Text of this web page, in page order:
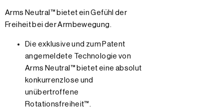
Arms Neutral™ bietet ein Gefühl der
Freiheit bei der Armbewegung.
Die exklusive und zum Patent
angemeldete Technologie von
Arms Neutral™ bietet eine absolut
konkurrenzlose und
unübertroffene
Rotationsfreiheit™.